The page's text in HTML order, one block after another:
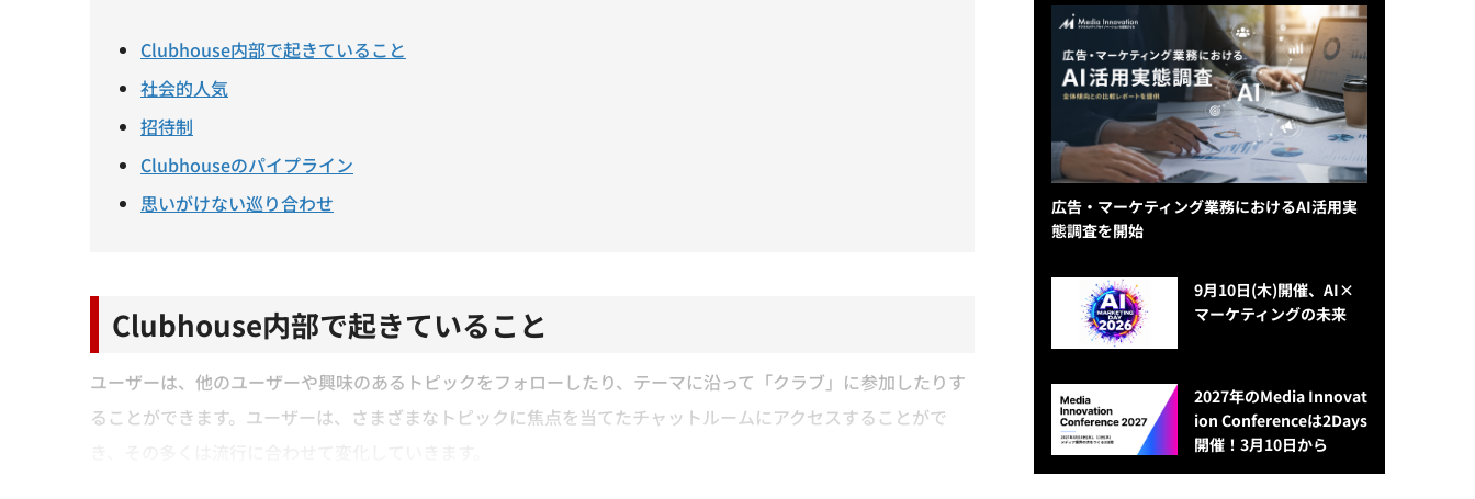
Clubhouse内部で起きていること
社会的人気
招待制
Clubhouseのパイプライン
思いがけない巡り合わせ
Clubhouse内部で起きていること
ユーザーは、他のユーザーや興味のあるトピックをフォローしたり、テーマに沿って「クラブ」に参加したりす
ることができます。ユーザーは、さまざまなトピックに焦点を当てたチャットルームにアクセスすることがで
広告・マーケティング業務におけるAI活用実
態調査を開始
9月10日(木)開催、AI×
マーケティングの未来
2027年のMedia Innovat
ion Conferenceは2Days
開催！3月10日から